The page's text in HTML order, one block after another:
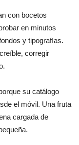
con bocetos
en minutos
y tipografías.
corregir
su catálogo
el móvil. Una fruta
cargada de